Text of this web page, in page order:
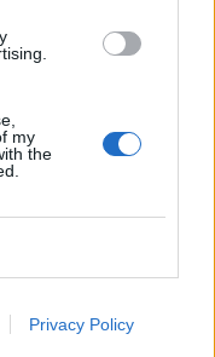
my
the
Privacy Policy